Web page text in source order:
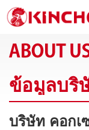
ข้อมูลบริ
บริษัท คอกเ